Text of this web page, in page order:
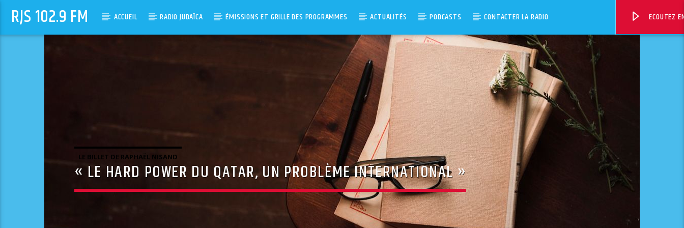
RJS 102.9 FM ACCUEIL RADIO JUDAÏCA ÉMISSIONS ET GRILLE DES PROGRAMMES ACTUALITÉS PODCASTS CONTACTER LA RADIO ECOUTEZ
LE BILLET DE RAPHAËL NISAND
« LE HARD POWER DU QATAR, UN PROBLÈME INTERNATIONAL »